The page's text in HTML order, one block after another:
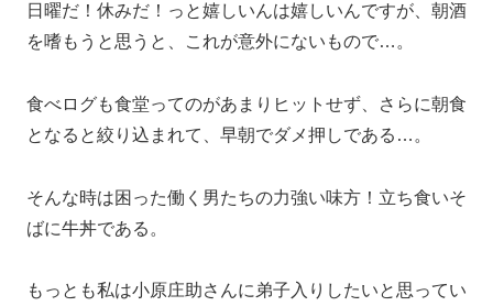
日曜だ！休みだ！っと嬉しいんは嬉しいんですが、朝酒
を嗜もうと思うと、これが意外にないもので…。
食べログも食堂ってのがあまりヒットせず、さらに朝食
となると絞り込まれて、早朝でダメ押しである…。
そんな時は困った働く男たちの力強い味方！立ち食いそ
ばに牛丼である。
もっとも私は小原庄助さんに弟子入りしたいと思ってい